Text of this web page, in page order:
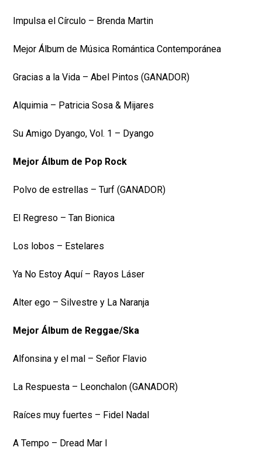
Impulsa el Círculo – Brenda Martin
Mejor Álbum de Música Romántica Contemporánea
Gracias a la Vida – Abel Pintos (GANADOR)
Alquimia – Patricia Sosa & Mijares
Su Amigo Dyango, Vol. 1 – Dyango
Mejor Álbum de Pop Rock
Polvo de estrellas – Turf (GANADOR)
El Regreso – Tan Bionica
Los lobos – Estelares
Ya No Estoy Aquí – Rayos Láser
Alter ego – Silvestre y La Naranja
Mejor Álbum de Reggae/Ska
Alfonsina y el mal – Señor Flavio
La Respuesta – Leonchalon (GANADOR)
Raíces muy fuertes – Fidel Nadal
A Tempo – Dread Mar I